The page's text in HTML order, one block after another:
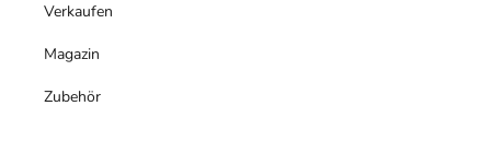
Verkaufen
Magazin
Zubehör